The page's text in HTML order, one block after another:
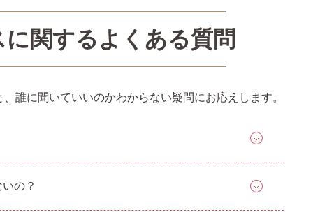
関するよくある質問
誰に聞いていいのかわからない疑問にお応えします。
の？